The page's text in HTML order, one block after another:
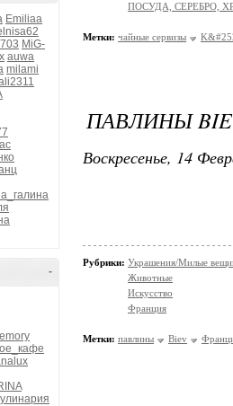
Emiliaa
MiG-
auwa
milami
-
ПОСУДА, СЕРЕБРО,
Метки: чайные сервизы
ПАВЛИНЫ
Воскресенье, 14
Рубрики: Украшения/Милые
Животные
Искусство
Франция
Метки: павлины Biev